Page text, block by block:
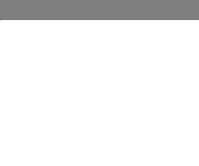
DE APRENDIZAGEM